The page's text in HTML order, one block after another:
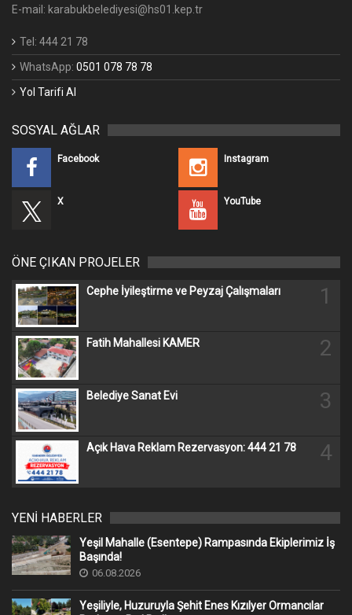
E-mail: karabukbelediyesi@hs01.kep.tr
Tel: 444 21 78
WhatsApp: 0501 078 78 78
Yol Tarifi Al
SOSYAL AĞLAR
Facebook Instagram
X YouTube
ÖNE ÇIKAN PROJELER
Cephe İyileştirme ve Peyzaj Çalışmaları 1
Fatih Mahallesi KAMER 2
Belediye Sanat Evi 3
Açık Hava Reklam Rezervasyon: 444 21 78 4
YENİ HABERLER
Yeşil Mahalle (Esentepe) Rampasında Ekiplerimiz İş
Başında!
06.08.2026
Yeşiliyle, Huzuruyla Şehit Enes Kızılyer Ormancılar